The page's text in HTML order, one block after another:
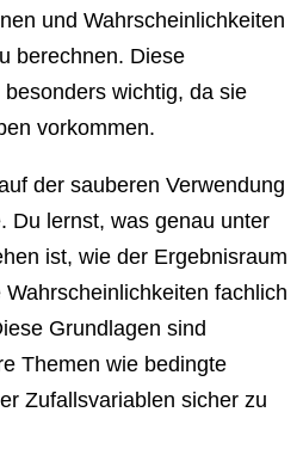
und Wahrscheinlichkeiten
berechnen. Diese
wichtig, da sie
vorkommen.
der sauberen Verwendung
Du lernst, was genau unter
ist, wie der Ergebnisraum
fachlich
Grundlagen sind
Themen wie bedingte
Zufallsvariablen sicher zu